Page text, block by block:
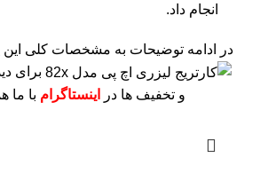
انجام داد.
در ادامه توضیحات به مشخصات کلی این
برای
و تخفیف ها در
اینستاگرام با ما